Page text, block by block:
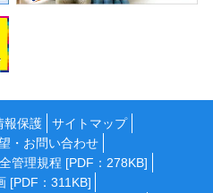
報保護
サイトマップ
・お問い合わせ
管理規程 [PDF：278KB]
[PDF：311KB]